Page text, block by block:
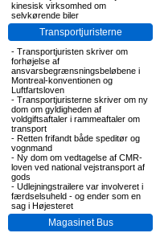
kinesisk virksomhed om
selvkørende biler
Transportjuristerne
- Transportjuristen skriver om
forhøjelse af
ansvarsbegrænsningsbeløbene i
Montreal-konventionen og
Luftfartsloven
- Transportjuristerne skriver om ny
dom om gyldigheden af
voldgiftsaftaler i rammeaftaler om
transport
- Retten frifandt både speditør og
vognmand
- Ny dom om vedtagelse af CMR-
loven ved national vejstransport af
gods
- Udlejningstrailere var involveret i
færdselsuheld - og ender som en
sag i Højesteret
Magasinet Bus